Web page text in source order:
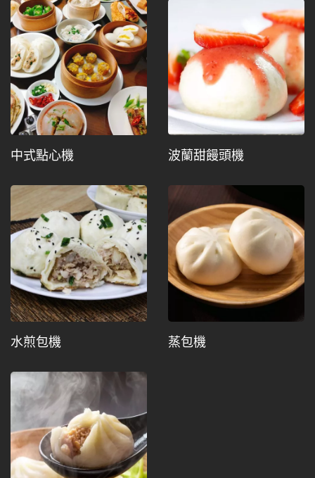
中式點心機 波蘭甜饅頭機
水煎包機 蒸包機